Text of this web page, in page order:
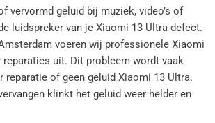
vervormd geluid bij muziek, video’s of
luidspreker van je Xiaomi 13 Ultra defect.
voeren wij professionele Xiaomi
reparaties uit. Dit probleem wordt vaak
reparatie of geen geluid Xiaomi 13 Ultra.
klinkt het geluid weer helder en